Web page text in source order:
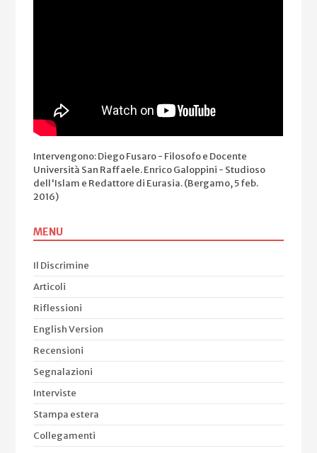
Intervengono: Diego Fusaro - Filosofo e Docente
Università San Raffaele. Enrico Galoppini - Studioso
dell'Islam e Redattore di Eurasia. (Bergamo, 5 feb.
2016)
MENU
Il Discrimine
Articoli
Riflessioni
English Version
Recensioni
Segnalazioni
Interviste
Stampa estera
Collegamenti